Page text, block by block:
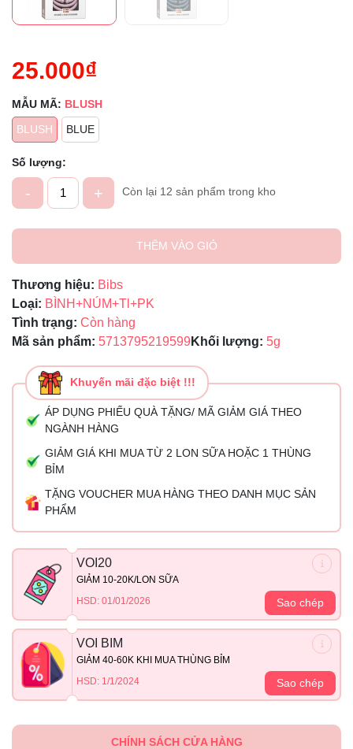
25.000₫
MẪU MÃ: BLUSH
BLUSH
BLUE
Số lượng:
- + Còn lại 12 sản phẩm trong kho
THÊM VÀO GIỎ
Thương hiệu: Bibs
Loại: BÌNH+NÚM+Tl+PK
Tình trạng: Còn hàng
Mã sản phẩm: 5713795219599 Khối lượng: 5g
Khuyến mãi đặc biệt !!!
ÁP DỤNG PHIẾU QUÀ TẶNG/ MÃ GIẢM GIÁ THEO
NGÀNH HÀNG
GIẢM GIÁ KHI MUA TỪ 2 LON SỮA HOẶC 1 THÙNG
BỈM
TẶNG VOUCHER MUA HÀNG THEO DANH MỤC SẢN
PHẨM
VOI20
GIẢM 10-20K/LON SỮA
HSD: 01/01/2026
Sao chép
VOI BIM
GIẢM 40-60K KHI MUA THÙNG BỈM
HSD: 1/1/2024
Sao chép
CHÍNH SÁCH CỬA HÀNG